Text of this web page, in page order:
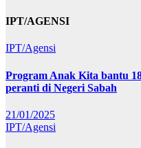
IPT/AGENSI
IPT/Agensi
Program Anak Kita bantu
peranti di Negeri Sabah
21/01/2025
IPT/Agensi